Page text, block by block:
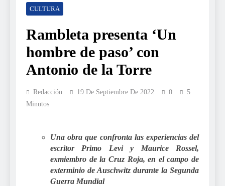
CULTURA
Rambleta presenta ‘Un
hombre de paso’ con
Antonio de la Torre
Redacción 19 De Septiembre De 2022 0
5
Minutos
Una obra que confronta las experiencias del
escritor Primo Levi y Maurice Rossel,
exmiembro de la Cruz Roja, en el campo de
exterminio de Auschwitz durante la Segunda
Guerra Mundial